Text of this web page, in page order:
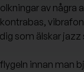
av några
som älskar
innan man